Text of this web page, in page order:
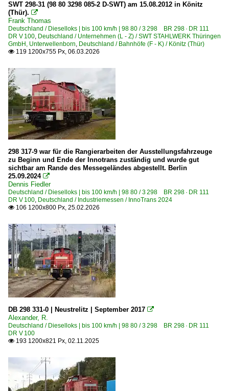
Bahntechnische Anlagen und Kunstbauten
Bahnübergänge
Bahnwärterhäuschen und Posten
Brücken und Kreuzungsbauwerke
Drehscheiben und Schiebebühnen
Formsignale
Signaltechnik/Sicherungstechnik
Stellwerke
Dampfloks
BR 44 DB 044 · DR 44.0-2
BR 52 DR 52.1-7/52.9 ·Kriegslok·
Dieselloks | 92 80
1 201 BR 201 DR V 100.1
1 202 BR 202 DR 112 · DR 110 DR V 100.1
1 204 BR 204 · DR 110 DR V 100
1 232 BR 232 DR 132 · DR 130.1 'Ludmilla'
1 232 BR 232 DR 132 · DR 130.1 Private 'Ludmilla'
1 233 BR 233 Umbau DB 232 'Ludmilla'
1 266 BR 266 ·JT42CWR(M/-T1)· Class 66
1 275 BR 275 ·G 1206·
1 293 BR 293 DR V 100
Dieselloks | bis 100 km/h | 98 80
3 290 BR 290 DB V 90
SWT 298-31 (98 80 3298 085-2 D-SWT) am 15.08.2012 in Könitz
(Thür). 
Frank Thomas
Deutschland / Dieselloks | bis 100 km/h | 98 80 / 3 298 BR 298 · DR 111
DR V 100, Deutschland / Unternehmen (L - Z) / SWT STAHLWERK Thüringen
GmbH, Unterwellenborn, Deutschland / Bahnhöfe (F - K) / Könitz (Thür)
 119 1200x755 Px, 06.03.2026
298 317-9 war für die Rangierarbeiten der Ausstellungsfahrzeuge
zu Beginn und Ende der Innotrans zuständig und wurde gut
sichtbar am Rande des Messegeländes abgestellt. Berlin
25.09.2024 
Dennis Fiedler
Deutschland / Dieselloks | bis 100 km/h | 98 80 / 3 298 BR 298 · DR 111
DR V 100, Deutschland / Industriemessen / InnoTrans 2024
 106 1200x800 Px, 25.02.2026
DB 298 331-0 | Neustrelitz | September 2017 
Alexander, R.
Deutschland / Dieselloks | bis 100 km/h | 98 80 / 3 298 BR 298 · DR 111
DR V 100
 193 1200x821 Px, 02.11.2025